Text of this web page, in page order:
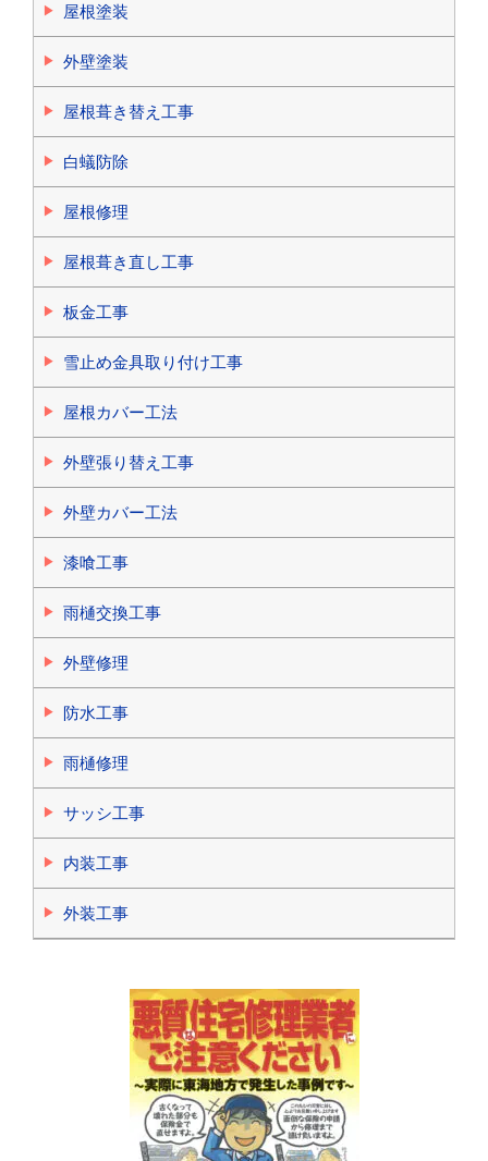
屋根塗装
外壁塗装
屋根葺き替え工事
白蟻防除
屋根修理
屋根葺き直し工事
板金工事
雪止め金具取り付け工事
屋根カバー工法
外壁張り替え工事
外壁カバー工法
漆喰工事
雨樋交換工事
外壁修理
防水工事
雨樋修理
サッシ工事
内装工事
外装工事